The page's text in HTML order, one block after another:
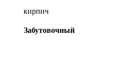
кирпич
Забутовочный